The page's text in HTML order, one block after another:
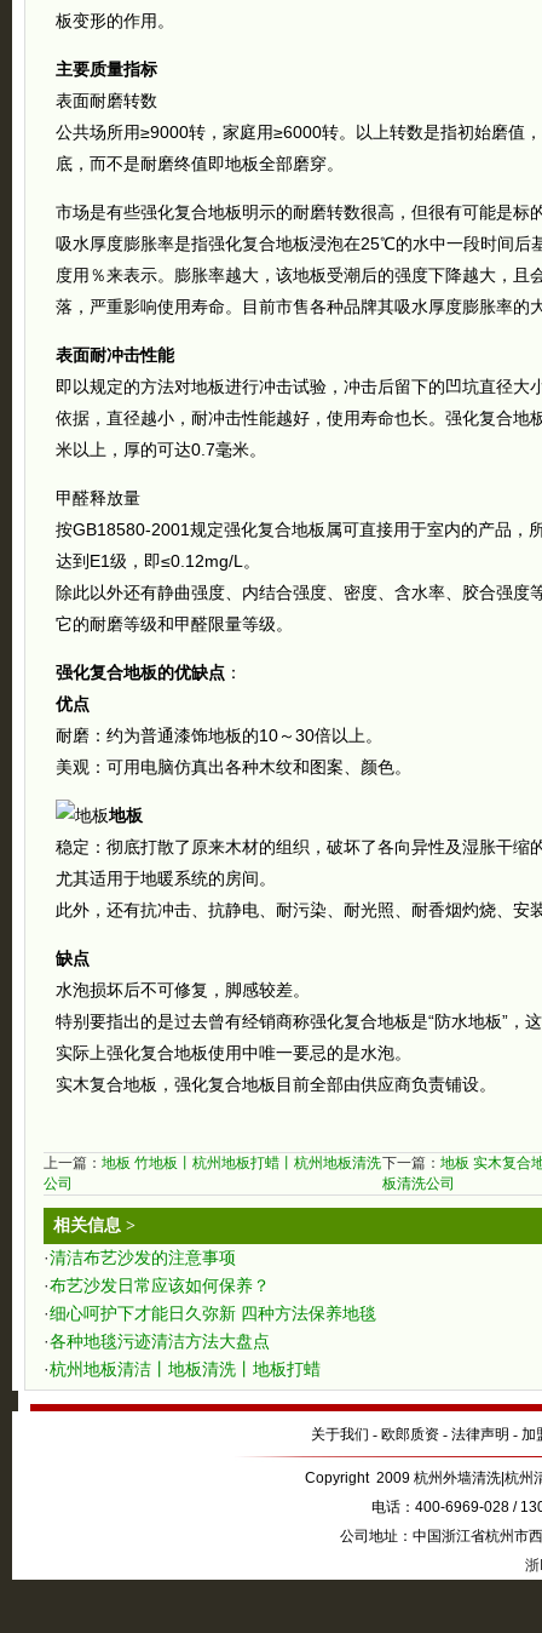
板变形的作用。
主要质量指标
表面耐磨转数
公共场所用≥9000转，家庭用≥6000转。以上转数是指初始磨值
底，而不是耐磨终值即地板全部磨穿。
市场是有些强化复合地板明示的耐磨转数很高，但很有可能是标
吸水厚度膨胀率是指强化复合地板浸泡在25℃的水中一段时间后
度用％来表示。膨胀率越大，该地板受潮后的强度下降越大，且
落，严重影响使用寿命。目前市售各种品牌其吸水厚度膨胀率的
表面耐冲击性能
即以规定的方法对地板进行冲击试验，冲击后留下的凹坑直径大
依据，直径越小，耐冲击性能越好，使用寿命也长。强化复合地
米以上，厚的可达0.7毫米。
甲醛释放量
按GB18580-2001规定强化复合地板属可直接用于室内的产品，
达到E1级，即≤0.12mg/L。
除此以外还有静曲强度、内结合强度、密度、含水率、胶合强度
它的耐磨等级和甲醛限量等级。
强化复合地板的优缺点 ：
优点
耐磨：约为普通漆饰地板的10～30倍以上。
美观：可用电脑仿真出各种木纹和图案、颜色。
地板
稳定：彻底打散了原来木材的组织，破坏了各向异性及湿胀干缩
尤其适用于地暖系统的房间。
此外，还有抗冲击、抗静电、耐污染、耐光照、耐香烟灼烧、安
缺点
水泡损坏后不可修复，脚感较差。
特别要指出的是过去曾有经销商称强化复合地板是“防水地板”，
实际上强化复合地板使用中唯一要忌的是水泡。
实木复合地板，强化复合地板目前全部由供应商负责铺设。
上一篇： 地板 竹地板丨杭州地板打蜡丨杭州地板清洗
公司
下一篇： 地板 实木复合
板清洗公司
相关信息 >
·清洁布艺沙发的注意事项
·布艺沙发日常应该如何保养？
·细心呵护下才能日久弥新 四种方法保养地毯
·各种地毯污迹清洁方法大盘点
·杭州地板清洁丨地板清洗丨地板打蜡
关于我们 - 欧郎质资 - 法律声明 - 加
Copyright 2009 杭州外墙清洗|杭州
电话：400-6969-028 /
公司地址：中国浙江省杭州市